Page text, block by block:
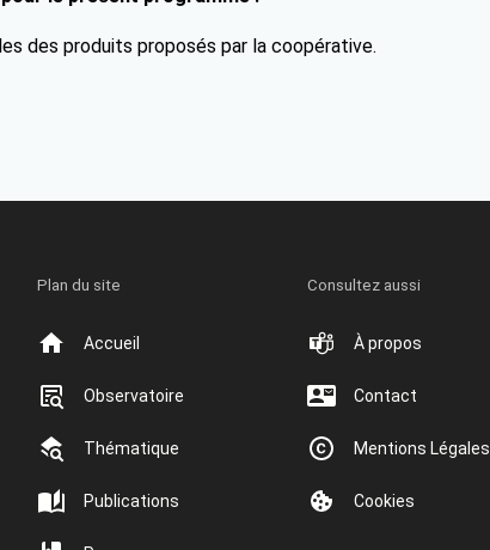
des produits proposés par la coopérative.
Plan du site
Accueil
Observatoire
Thématique
Publications
Consultez aussi
À propos
Contact
Mentions Légales
Cookies